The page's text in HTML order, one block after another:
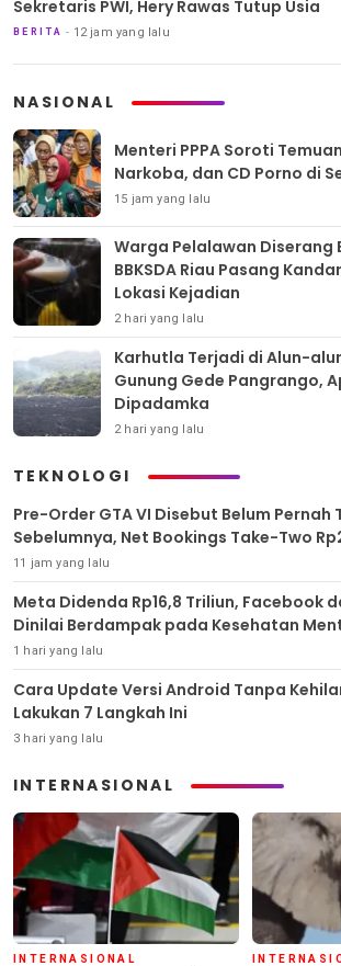
Sekretaris PWI, Hery Rawas Tutup Usia
BERITA 12 jam yang lalu
NASIONAL
Menteri PPPA Soroti
Narkoba, dan CD Porno di
15 jam yang lalu
Warga Pelalawan Diserang
BBKSDA Riau Pasang
Lokasi Kejadian
2 hari yang lalu
Karhutla Terjadi di Alun-
Gunung Gede Pangrango,
Dipadamka
2 hari yang lalu
TEKNOLOGI
Pre-Order GTA VI Disebut Belum Pernah
Sebelumnya, Net Bookings Take-Two
11 jam yang lalu
Meta Didenda Rp16,8 Triliun, Facebook
Dinilai Berdampak pada Kesehatan
1 hari yang lalu
Cara Update Versi Android Tanpa
Lakukan 7 Langkah Ini
3 hari yang lalu
INTERNASIONAL
INTERNASIONAL